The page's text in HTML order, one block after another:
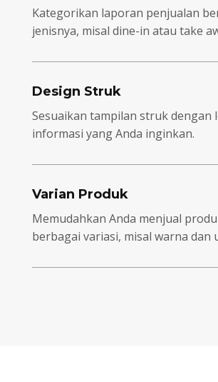
Kategorikan laporan penjualan
jenisnya, misal dine-in atau take
Design Struk
Sesuaikan tampilan struk dengan
informasi yang Anda inginkan.
Varian Produk
Memudahkan Anda menjual
berbagai variasi, misal warna dan